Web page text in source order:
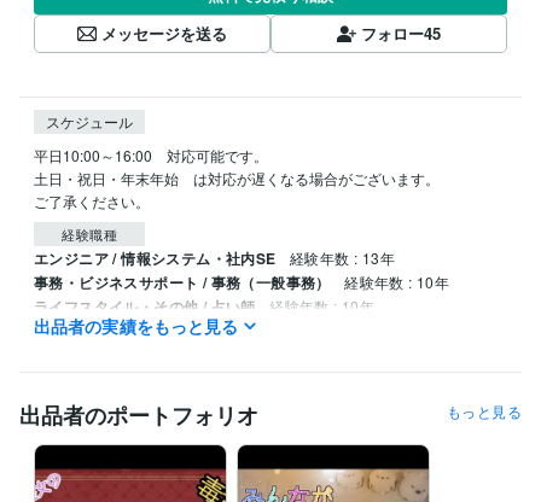
メッセージを送る
フォロー45
スケジュール
平日10:00～16:00　対応可能です。
土日・祝日・年末年始　は対応が遅くなる場合がございます。
ご了承ください。
経験職種
エンジニア / 情報システム・社内SE 経験年数 : 13年
事務・ビジネスサポート / 事務（一般事務） 経験年数 : 10年
ライフスタイル・その他 / 占い師 経験年数 : 10年
一般社団法人　日本占術協会　新人賞 日本時空心理学協会　「ホロ
とこれからの運勢／説話社
資格・検定
日商簿記検定3級 取得年 : 2007年
出品者の実績をもっと見る
出品者のポートフォリオ もっと見る